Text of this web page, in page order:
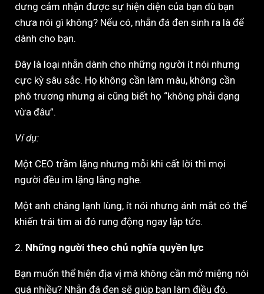
dưng cảm nhận được sự hiện diện của bạn dù bạn
chưa nói gì không? Nếu có, nhẫn đá đen sinh ra là để
dành cho bạn.
Đây là loại nhẫn dành cho những người ít nói nhưng
cực kỳ sâu sắc. Họ không cần làm màu, không cần
phô trương nhưng ai cũng biết họ “không phải dạng
vừa đâu”.
Ví dụ:
Một CEO trầm lặng nhưng mỗi khi cất lời thì mọi
người đều im lặng lắng nghe.
Một anh chàng lạnh lùng, ít nói nhưng ánh mắt có thể
khiến trái tim ai đó rung động ngay lập tức.
2. Những người theo chủ nghĩa quyền lực
Bạn muốn thể hiện địa vị mà không cần mở miệng nói
quá nhiều? Nhẫn đá đen sẽ giúp bạn làm điều đó.